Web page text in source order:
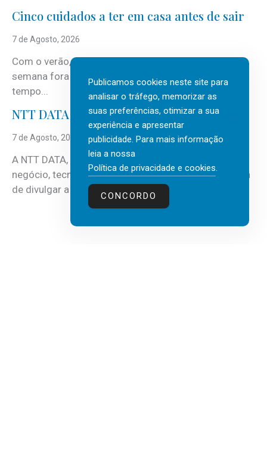
Cinco cuidados a ter em casa antes de sair
7 de Agosto, 2026
Com o verão, chegam também as férias, os fins-de-
semana fora e os dias em que a casa fica mais
tempo...
NTT DATA Insurtech Global Outlook 2026
7 de Agosto, 2026
A NTT DATA, consultora global em serviços de
negócio, tecnologia e inteligência artificial (IA), acaba
de divulgar a mais recente...
Publicamos cookies neste site para
analisar o tráfego, memorizar as
suas preferências, otimizar a sua
experiência e apresentar
publicidade. Para mais informação
leia a nossa
Política de privacidade e cookies.
CONCORDO